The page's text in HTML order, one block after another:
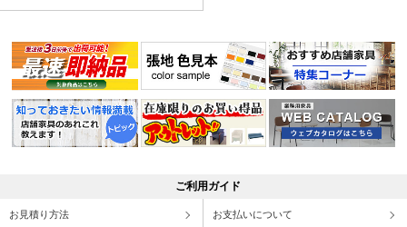
ご利用ガイド
お見積り方法 お支払いについて